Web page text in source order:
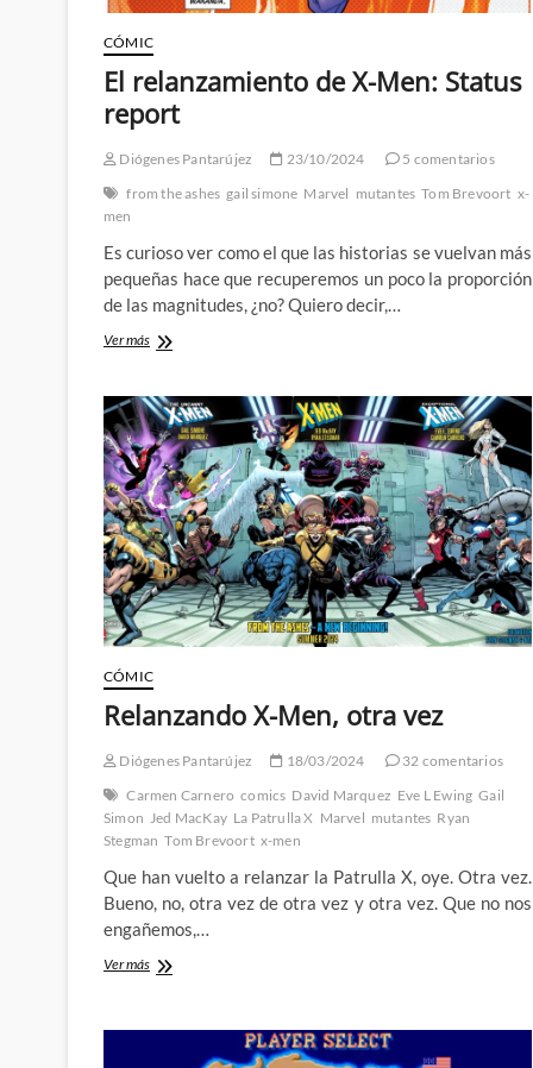
CÓMIC
El relanzamiento de X-Men: Status
report
Diógenes Pantarújez 23/10/2024
5 comentarios
from the ashes gail simone Marvel mutantes Tom Brevoort x-
men
Es curioso ver como el que las historias se vuelvan más
pequeñas hace que recuperemos un poco la proporción
de las magnitudes, ¿no? Quiero decir,…
Ver másEl
X-
Men:
Status
report
CÓMIC
Relanzando X-Men, otra vez
Diógenes Pantarújez 18/03/2024
32 comentarios
Carmen Carnero comics David Marquez Eve L Ewing Gail
Simon Jed MacKay La Patrulla X Marvel mutantes Ryan
Stegman Tom Brevoort x-men
Que han vuelto a relanzar la Patrulla X, oye. Otra vez.
Bueno, no, otra vez de otra vez y otra vez. Que no nos
engañemos,…
Ver másRelanzando
otra